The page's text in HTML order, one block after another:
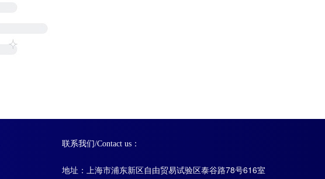
联系我们/Contact us：
地址：上海市浦东新区自由贸易试验区泰谷路78号616室